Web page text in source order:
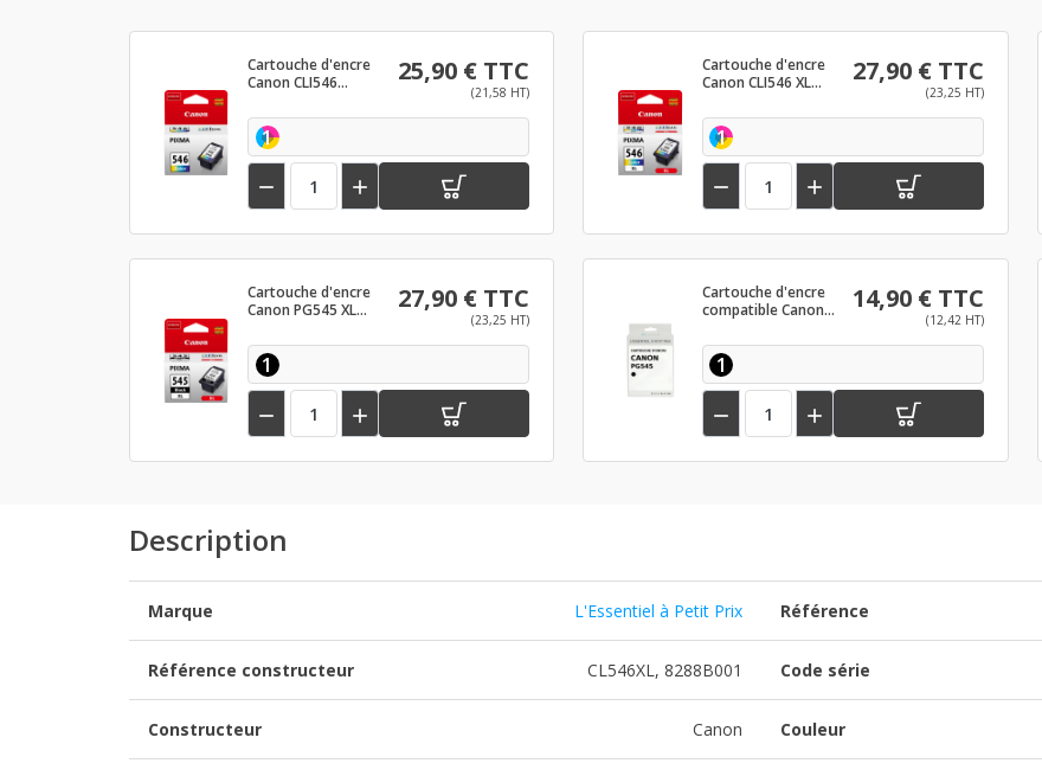
Cartouche d'encre
Canon CLI546
25,90 € TTC
(21,58 HT)
1
 
Cartouche d'encre
Canon CLI546 XL
27,90 € TTC
(23,25 HT)
1
 
Cartouche d'encre
Canon PG545 XL
27,90 € TTC
(23,25 HT)
1
 
Cartouche d'encre
compatible Canon
14,90 € TTC
(12,42 HT)
1
 
Description
Marque L'Essentiel à Petit Prix Référence
Référence constructeur CL546XL, 8288B001 Code série
Constructeur Canon Couleur